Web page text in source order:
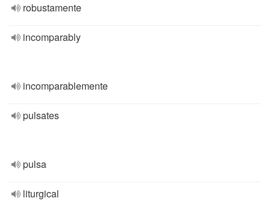
robustamente
incomparably
incomparablemente
pulsates
pulsa
liturgical